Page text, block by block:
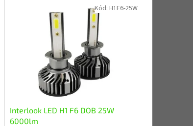
Interlook LED H1 F6 DOB 25W
6000lm
Kód: H1F6-25W